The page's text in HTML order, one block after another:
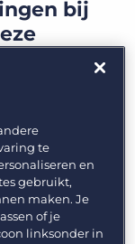
bij
te
te
en
gebruikt,
maken. Je
of je
linksonder in